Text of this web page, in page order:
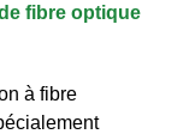
fibre optique
à fibre